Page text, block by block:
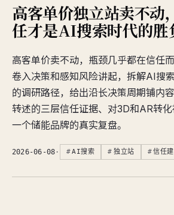
高客单价独立站卖不动
任才是AI搜索时代的胜
高客单价卖不动，瓶颈几乎都在信任
卷入决策和感知风险讲起，拆解AI搜
的调研路径，给出沿长决策周期铺内
转述的三层信任证据、对3D和AR转
一个储能品牌的真实复盘。
2026-06-08 · AI搜索 独立站 信任